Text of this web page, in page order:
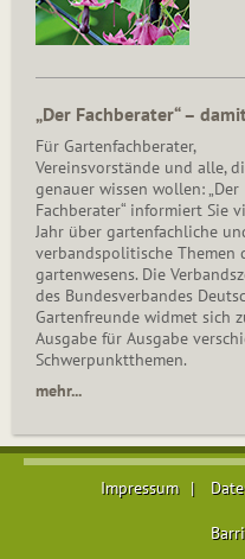
„Der Fachberater“ –
Für Gartenfachberater,
Vereinsvorstände und alle,
genauer wissen wollen: „Der
Fachberater“ informiert Sie
Jahr über gartenfachliche
verbandspolitische
gar­ten­wesens. Die
des Bun­des­ver­ban­des
Gartenfreunde widmet sich
Ausgabe für Ausgabe
Schwer­punkt­the­men.
mehr...
Impressum